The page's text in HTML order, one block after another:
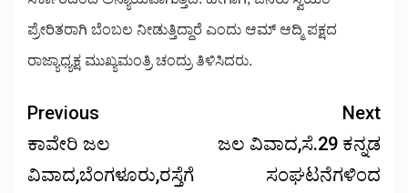
ಪ್ರೇರಿತರಾಗಿ ಬೆಂಬಲ ನೀಡುತ್ತಿದ್ದಾರೆ ಎಂದು ಆಮ್ ಆದ್ಮಿ ಪಕ್ಷದ
ರಾಜ್ಯಾಧ್ಯಕ್ಷ ಮುಖ್ಯಮಂತ್ರಿ ಚಂದ್ರು ತಿಳಿಸಿದರು.
Previous
ಕಾವೇರಿ ಜಲ
ವಿವಾದ,ಬೆಂಗಳೂರು,ರಸ್ತೆಗೆ
Next
ಜಲ ವಿವಾದ,ಸೆ.29 ಕನ್ನಡ
ಸಂಘಟನೆಗಳಿಂದ